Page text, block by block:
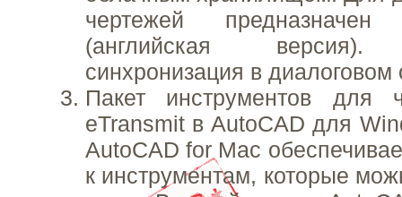
чертежей
(английская версия).
синхронизация в диалоговом
Пакет инструментов для
eTransmit в AutoCAD для
AutoCAD for Mac
к инструментам, которые